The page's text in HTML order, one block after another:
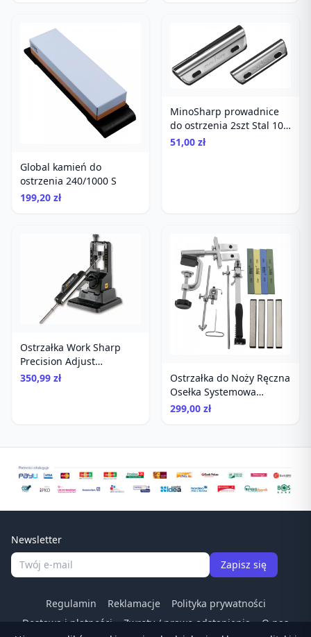
Global kamień do
ostrzenia 240/1000 S
199,20 zł
MinoSharp prowadnice
do ostrzenia 2szt Stal 10-
15°
51,00 zł
Ostrzałka Work Sharp
Precision Adjust
diamentowa
350,99 zł
Ostrzałka do Noży Ręczna
Osełka Systemowa
Diamenty Kamienie
299,00 zł
Newsletter
Zapisz się
Regulamin Reklamacje
Polityka prywatności
Dostawa i płatności
Zwroty / prawo odstapienia
O nas